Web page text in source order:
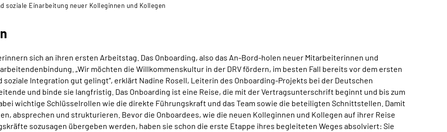
soziale Einarbeitung neuer Kolleginnen und Kollegen
sich an ihren ersten Arbeitstag. Das Onboarding, also das An-Bord-holen neuer Mitarbeiterinnen und
„Wir möchten die Willkommenskultur in der DRV fördern, im besten Fall bereits vor dem ersten
Integration gut gelingt“, erklärt Nadine Rosell, Leiterin des Onboarding-Projekts bei der Deutschen
und binde sie langfristig. Das Onboarding ist eine Reise, die mit der Vertragsunterschrift beginnt und bis zum
wichtige Schlüsselrollen wie die direkte Führungskraft und das Team sowie die beteiligten Schnittstellen. Damit
absprechen und strukturieren. Bevor die Onboardees, wie die neuen Kolleginnen und Kollegen auf ihrer Reise
sozusagen übergeben werden, haben sie schon die erste Etappe ihres begleiteten Weges absolviert: Sie